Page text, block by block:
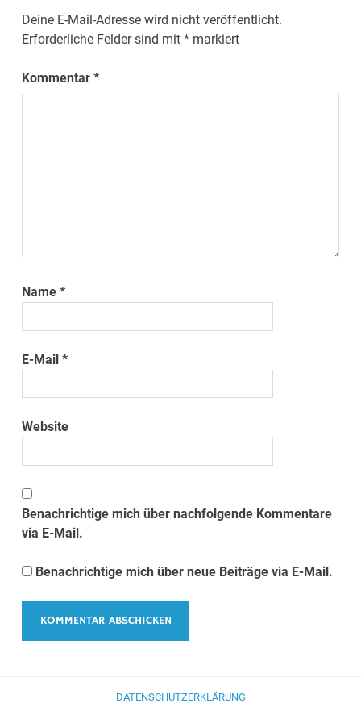
Deine E-Mail-Adresse wird nicht veröffentlicht.
Erforderliche Felder sind mit* markiert
Kommentar*
Name*
E-Mail*
Website
Benachrichtige mich über nachfolgende Kommentare
via E-Mail.
Benachrichtige mich über neue Beiträge via E-Mail.
DATENSCHUTZERKLÄRUNG